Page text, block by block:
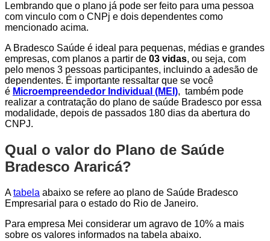
Lembrando que o plano já pode ser feito para uma pessoa
com vinculo com o CNPj e dois dependentes como
mencionado acima.
A Bradesco Saúde é ideal para pequenas, médias e grandes
empresas, com planos a partir de 03 vidas, ou seja, com
pelo menos 3 pessoas participantes, incluindo a adesão de
dependentes. É importante ressaltar que se você
é Microempreendedor Individual (MEI), também pode
realizar a contratação do plano de saúde Bradesco por essa
modalidade, depois de passados 180 dias da abertura do
CNPJ.
Qual o valor do Plano de Saúde
Bradesco Araricá?
Atabela abaixo se refere ao plano de Saúde Bradesco
Empresarial para o estado do Rio de Janeiro.
Para empresa Mei considerar um agravo de 10% a mais
sobre os valores informados na tabela abaixo.